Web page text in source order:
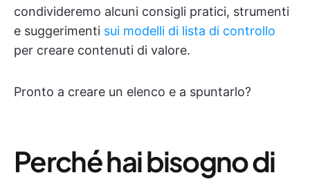
condivideremo alcuni consigli pratici, strumenti
e suggerimenti sui modelli di lista di controllo
per creare contenuti di valore.
Pronto a creare un elenco e a spuntarlo?
Perché hai bisogno di